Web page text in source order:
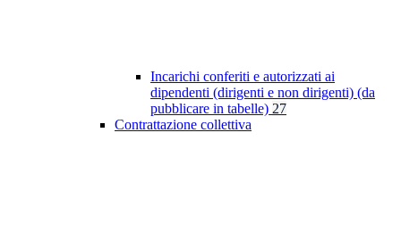
Incarichi conferiti e autorizzati ai
dipendenti (dirigenti e non dirigenti) (da
pubblicare in tabelle) 27
Contrattazione collettiva